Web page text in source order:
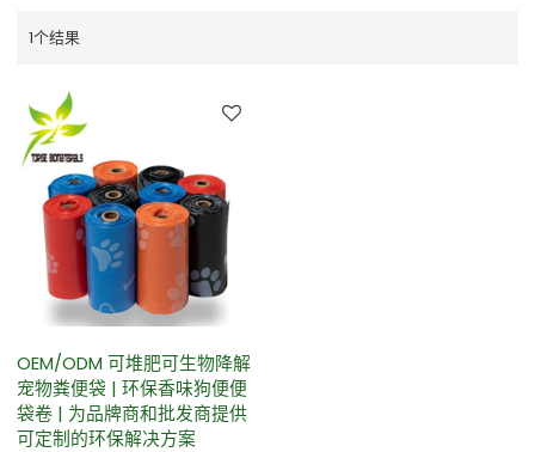
1个结果
OEM/ODM 可堆肥可生物降解
宠物粪便袋 | 环保香味狗便便
袋卷 | 为品牌商和批发商提供
可定制的环保解决方案